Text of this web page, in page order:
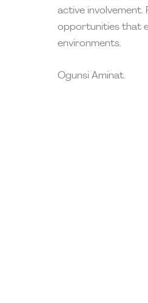
active involvement.
opportunities that
environments.
Ogunsi Aminat.